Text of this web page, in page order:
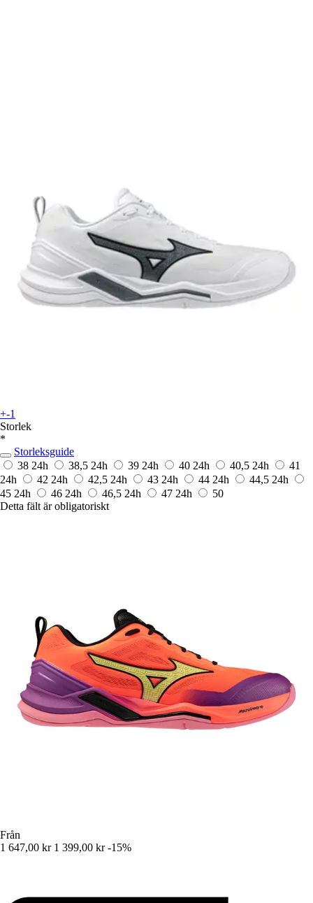
+-1
Storlek
*
Storleksguide
38 24h 38,5 24h 39 24h 40 24h 40,5 24h
41
24h
42 24h 42,5 24h 43 24h 44 24h 44,5 24h
45 24h 46 24h 46,5 24h 47 24h
50
Detta fält är obligatoriskt
Från
1 647,00 kr 1 399,00 kr -15%